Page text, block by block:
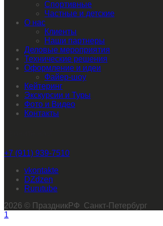
Спортивные
Частные и детские
О нас
Клиенты
Наши партнеры
Деловые мероприятия
Технические решения
Оформление и идеи
Файер-шоу
Кейтеринг
Экскурсии и Туры
Фото и Видео
Контакты
+7 (911) 939-7510
vkontakte
dzen
rutube
2026 © ПраздникРФ Санкт-Петербург
1